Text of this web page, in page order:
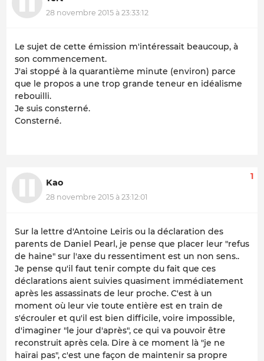
28 novembre 2015 à 23:33:12
Le sujet de cette émission m'intéressait beaucoup, à
son commencement.
J'ai stoppé à la quarantième minute (environ) parce
que le propos a une trop grande teneur en idéalisme
rebouilli.
Je suis consterné.
Consterné.
Kao
28 novembre 2015 à 23:12:01
1
Sur la lettre d'Antoine Leiris ou la déclaration des
parents de Daniel Pearl, je pense que placer leur "refus
de haine" sur l'axe du ressentiment est un non sens..
Je pense qu'il faut tenir compte du fait que ces
déclarations aient suivies quasiment immédiatement
après les assassinats de leur proche. C'est à un
moment où leur vie toute entière est en train de
s'écrouler et qu'il est bien difficile, voire impossible,
d'imaginer "le jour d'après", ce qui va pouvoir être
reconstruit après cela. Dire à ce moment là "je ne
haïrai pas", c'est une façon de maintenir sa propre